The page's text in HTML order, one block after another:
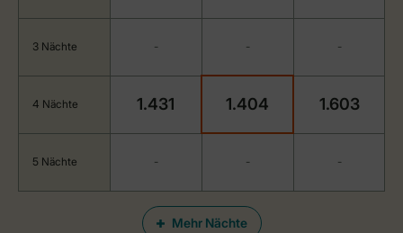
Mehr Nächte
3 Nächte - - -
4 Nächte 1.431 1.404 1.603
5 Nächte - - -